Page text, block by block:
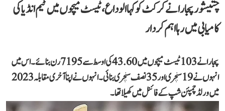
چتیشور پجارا نے کرکٹ کو کہا الوداع، ٹیسٹ میچوں میں ٹیم انڈیا کی
کامیابی میں رہا اہم کردار
پجارا نے 103 ٹیسٹ میچوں میں 43.60 کی اوسط سے 7195 رن بنائے۔ اس میں
انہوں نے 19 سنچری اور 35 نصف سنچری بنائی۔ انہوں نے اپنا آخری مقابلہ 2023
میں ورلڈ چمپئن شپ کے فائنل میں کھیلا تھا۔